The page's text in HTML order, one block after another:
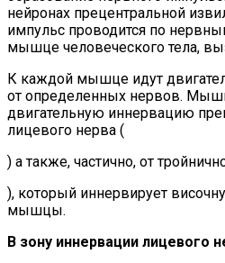
нейронах прецентральной
импульс проводится по
мышце человеческого тела,
К каждой мышце идут
от определенных нервов.
двигательную иннервацию
лицевого нерва (
) а также, частично, от
), который иннервирует
мышцы.
В зону иннервации лицевого